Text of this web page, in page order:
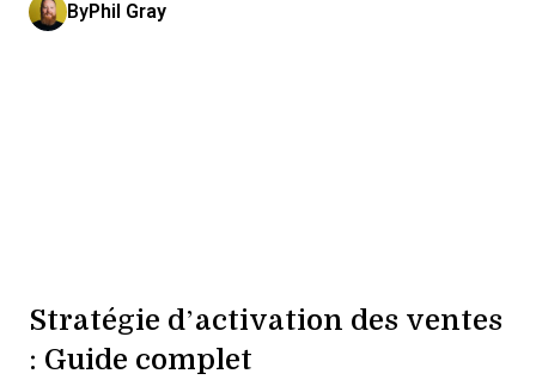
ByPhil Gray
Stratégie d’activation des ventes
: Guide complet